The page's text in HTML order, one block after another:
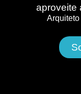
aproveite